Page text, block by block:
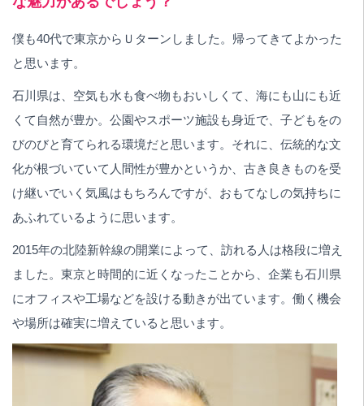
僕も40代で東京からＵターンしました。帰ってきてよかった
と思います。
石川県は、空気も水も食べ物もおいしくて、海にも山にも近
くて自然が豊か。公園やスポーツ施設も身近で、子どもをの
びのびと育てられる環境だと思います。それに、伝統的な文
化が根づいていて人間性が豊かというか、古き良きものを受
け継いでいく気風はもちろんですが、おもてなしの気持ちに
あふれているように思います。
2015年の北陸新幹線の開業によって、訪れる人は格段に増え
ました。東京と時間的に近くなったことから、企業も石川県
にオフィスや工場などを設ける動きが出ています。働く機会
や場所は確実に増えていると思います。